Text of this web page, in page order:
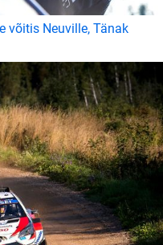
võitis Neuville, Tänak